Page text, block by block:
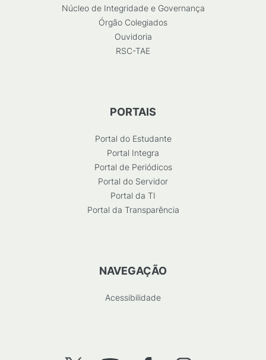
Núcleo de Integridade e Governança
Órgão Colegiados
Ouvidoria
RSC-TAE
PORTAIS
Portal do Estudante
Portal Integra
Portal de Periódicos
Portal do Servidor
Portal da TI
Portal da Transparência
NAVEGAÇÃO
Acessibilidade